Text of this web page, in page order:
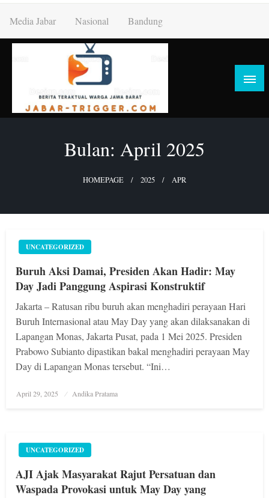
content
Media Jabar Nasional Bandung
Bulan: April 2025
HOMEPAGE 2025 APR
UNCATEGORIZED
Buruh Aksi Damai, Presiden Akan Hadir: May
Day Jadi Panggung Aspirasi Konstruktif
Jakarta – Ratusan ribu buruh akan menghadiri perayaan Hari
Buruh Internasional atau May Day yang akan dilaksanakan di
Lapangan Monas, Jakarta Pusat, pada 1 Mei 2025. Presiden
Prabowo Subianto dipastikan bakal menghadiri perayaan May
Day di Lapangan Monas tersebut. “Ini…
Posted
April 29, 2025 Andika Pratama
UNCATEGORIZED
AJI Ajak Masyarakat Rajut Persatuan dan
Waspada Provokasi untuk May Day yang